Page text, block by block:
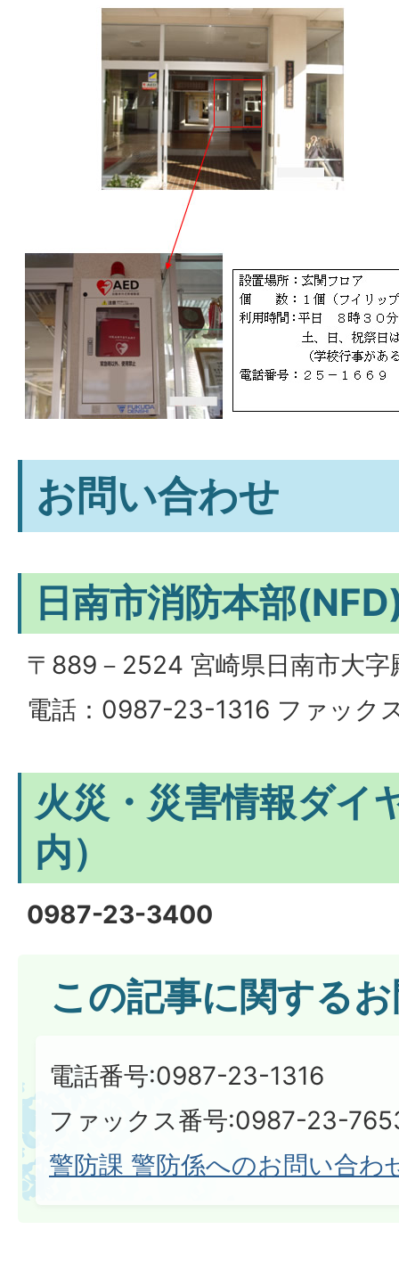
お問い合わせ
日南市消防本部
〒889－2524 宮崎県日南市大
電話：0987-23-1316 ファック
火災・災害情報ダイ
内）
0987-23-3400
この記事に関する
電話番号:0987-23-1316
ファックス番号:0987-23-
警防課 警防係へのお問い合わ